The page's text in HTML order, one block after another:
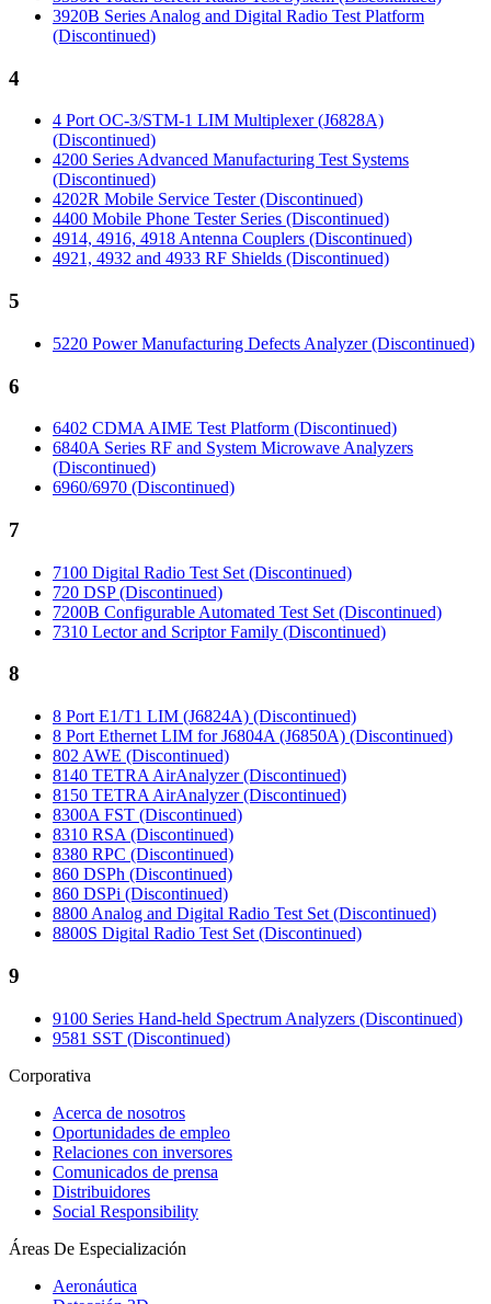
3920B Series Analog and Digital Radio Test Platform
(Discontinued)
4
4 Port OC-3/STM-1 LIM Multiplexer (J6828A)
(Discontinued)
4200 Series Advanced Manufacturing Test Systems
(Discontinued)
4202R Mobile Service Tester (Discontinued)
4400 Mobile Phone Tester Series (Discontinued)
4914, 4916, 4918 Antenna Couplers (Discontinued)
4921, 4932 and 4933 RF Shields (Discontinued)
5
5220 Power Manufacturing Defects Analyzer (Discontinued)
6
6402 CDMA AIME Test Platform (Discontinued)
6840A Series RF and System Microwave Analyzers
(Discontinued)
6960/6970 (Discontinued)
7
7100 Digital Radio Test Set (Discontinued)
720 DSP (Discontinued)
7200B Configurable Automated Test Set (Discontinued)
7310 Lector and Scriptor Family (Discontinued)
8
8 Port E1/T1 LIM (J6824A) (Discontinued)
8 Port Ethernet LIM for J6804A (J6850A) (Discontinued)
802 AWE (Discontinued)
8140 TETRA AirAnalyzer (Discontinued)
8150 TETRA AirAnalyzer (Discontinued)
8300A FST (Discontinued)
8310 RSA (Discontinued)
8380 RPC (Discontinued)
860 DSPh (Discontinued)
860 DSPi (Discontinued)
8800 Analog and Digital Radio Test Set (Discontinued)
8800S Digital Radio Test Set (Discontinued)
9
9100 Series Hand-held Spectrum Analyzers (Discontinued)
9581 SST (Discontinued)
Corporativa
Acerca de nosotros
Oportunidades de empleo
Relaciones con inversores
Comunicados de prensa
Distribuidores
Social Responsibility
Áreas De Especialización
Aeronáutica